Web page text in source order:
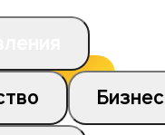
Бизнес